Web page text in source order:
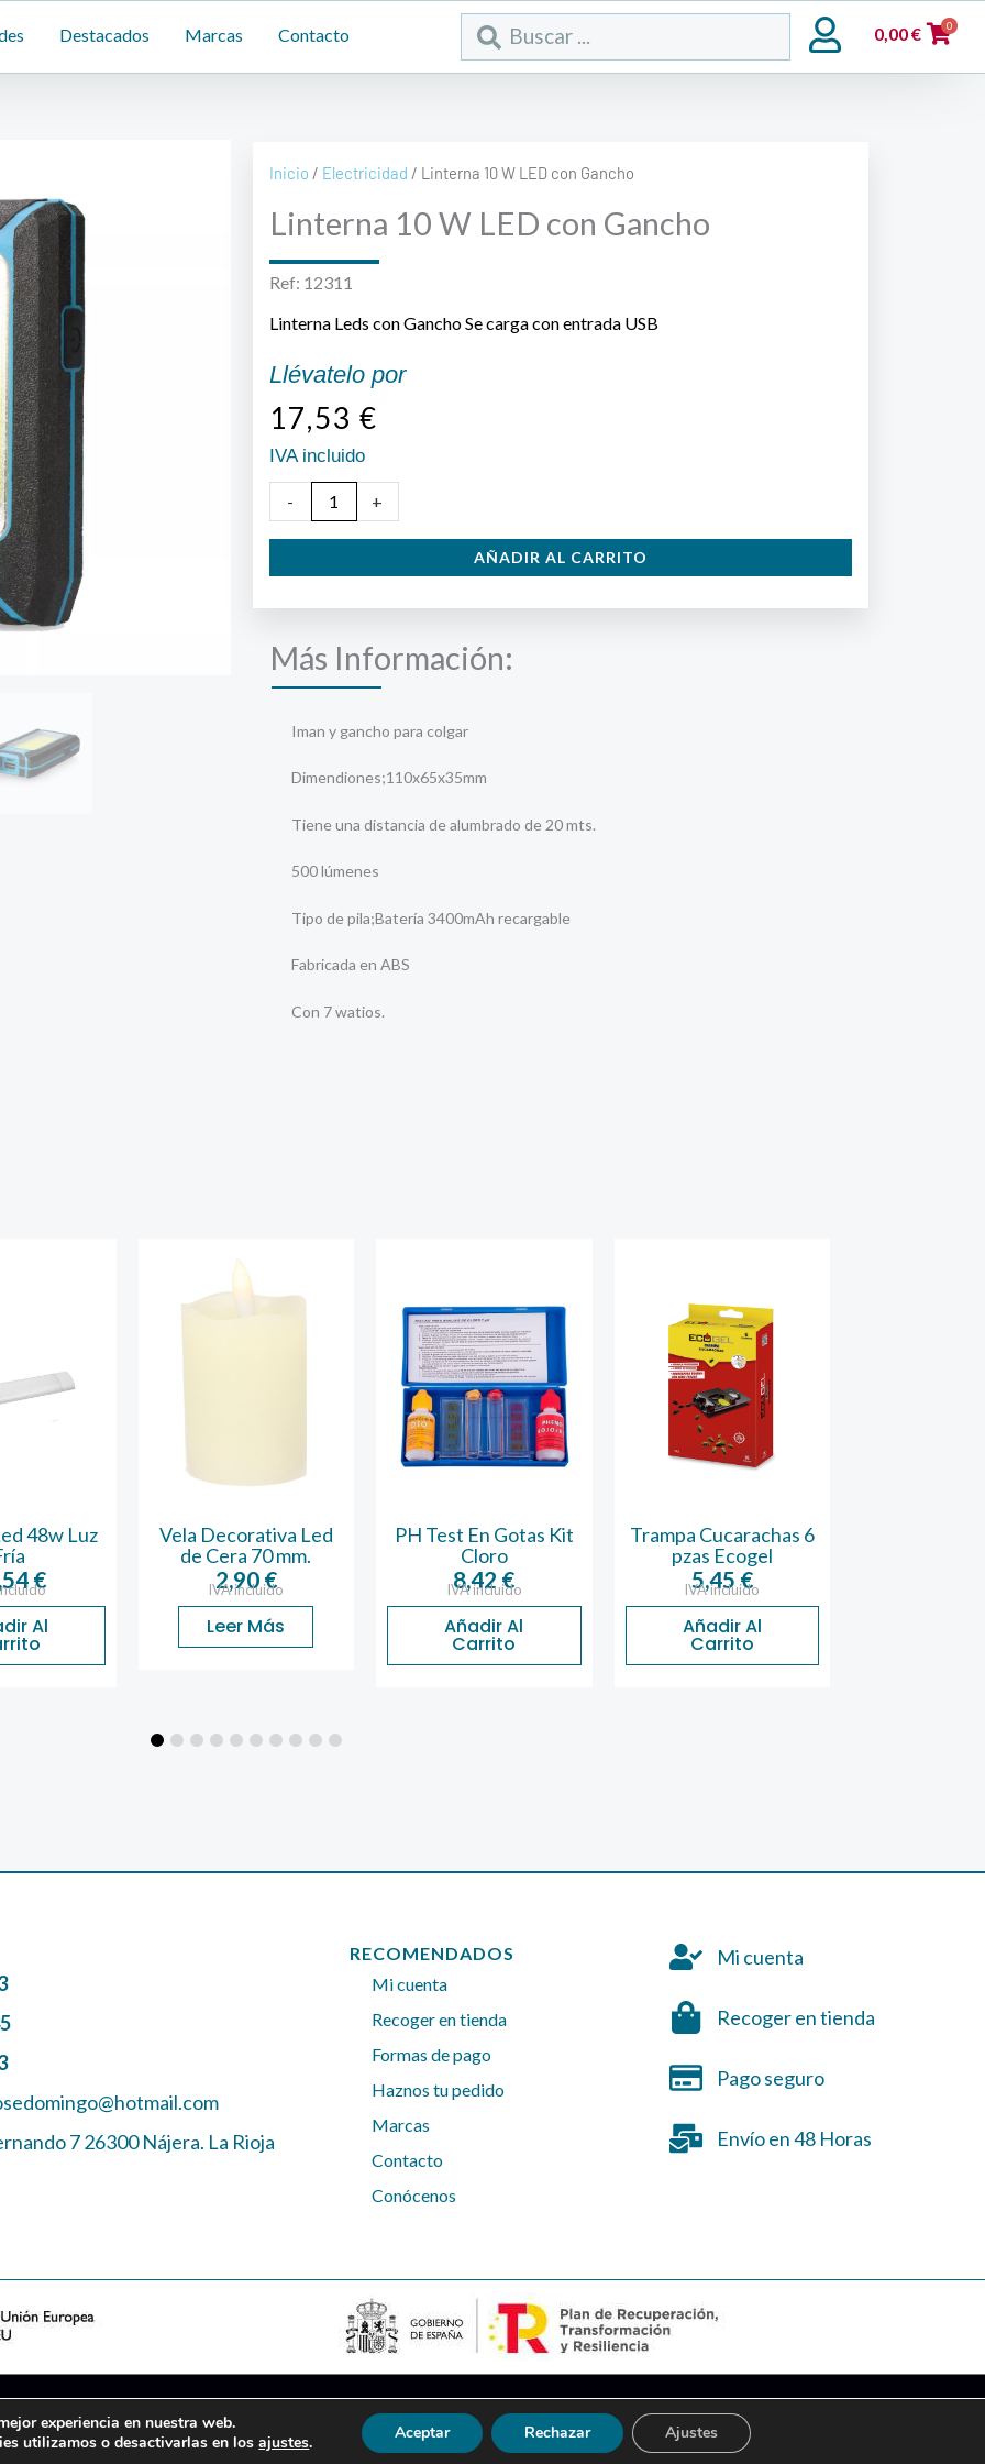
Destacados Marcas Contacto
Search
...
0,00€ 0
Inicio / Electricidad / Linterna 10 W LED con Gancho
Linterna 10 W LED con Gancho
Ref: 12311
Linterna Leds con Gancho Se carga con entrada USB
Llévatelo por
17,53 €
IVA incluido
-
10
Gancho
cantidad
+
AÑADIR AL CARRITO
Más Información:
Iman y gancho para colgar
Dimendiones;110x65x35mm
Tiene una distancia de alumbrado de 20 mts.
500 lúmenes
Tipo de pila;Batería 3400mAh recargable
Fabricada en ABS
Con 7 watios.
48w Luz
€
Al
Vela Decorativa Led
de Cera 70 mm.
2,90€
IVA incluido
Leer Más
PH Test En Gotas Kit
Cloro
8,42 €
IVA incluido
Añadir Al
Carrito
Trampa Cucarachas 6
pzas Ecogel
5,45 €
IVA incluido
Añadir Al
Carrito
7 26300 Nájera. La Rioja
RECOMENDADOS
Mi cuenta
Recoger en tienda
Formas de pago
Haznos tu pedido
Marcas
Contacto
Conócenos
Mi cuenta
Recoger en tienda
Pago seguro
Envío en 48 Horas
DE VENTA FINANCIACIÓN MAPA DEL SITIO ACCESIBILIDAD AJUSTES Marketing
experiencia en nuestra web.
utilizamos o desactivarlas en losajustes. Aceptar Rechazar Ajustes